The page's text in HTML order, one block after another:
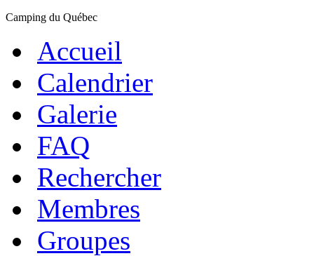
Camping du Québec
Accueil
Calendrier
Galerie
FAQ
Rechercher
Membres
Groupes